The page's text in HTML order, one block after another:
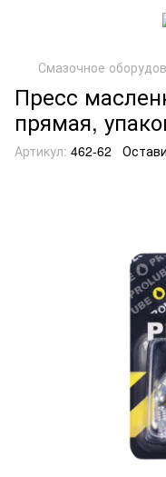
Смазочное
Пресс
прямая,
Артикул: 462-62